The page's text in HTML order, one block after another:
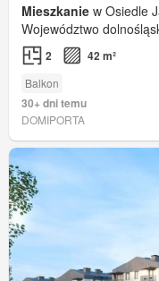
Mieszkanie w Osiedle
Województwo
2 42 m²
Balkon
30+ dni temu
DOMIPORTA